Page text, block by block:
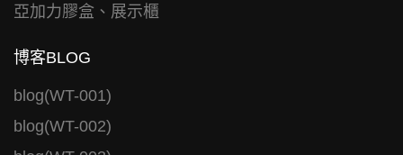
亞加力膠盒、展示櫃
博客BLOG
blog(WT-001)
blog(WT-002)